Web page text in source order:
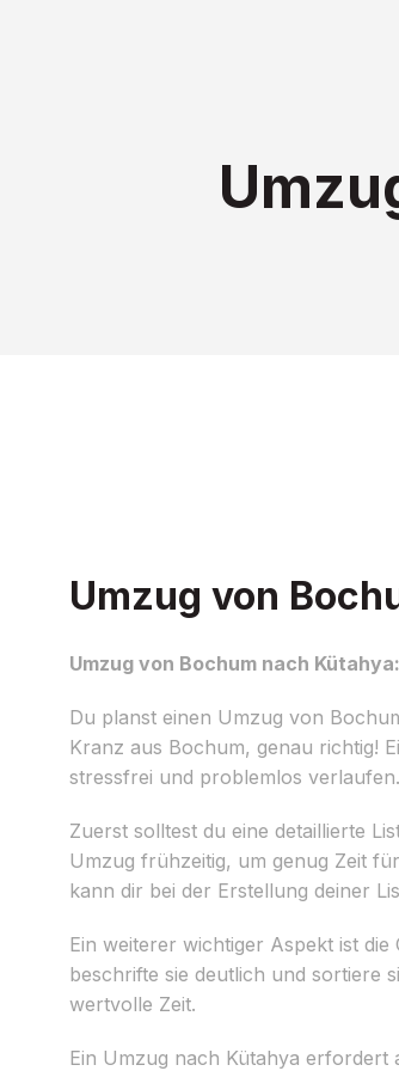
Umzug von
Umzug von Bochum nach
Du planst einen Umzug von
Kranz aus Bochum, genau richtig!
stressfrei und problemlos verlaufen.
Zuerst solltest du eine detaillierte
Umzug frühzeitig, um genug Zeit
kann dir bei der Erstellung deiner
Ein weiterer wichtiger Aspekt ist
beschrifte sie deutlich und sortiere
wertvolle Zeit.
Ein Umzug nach Kütahya erfordert